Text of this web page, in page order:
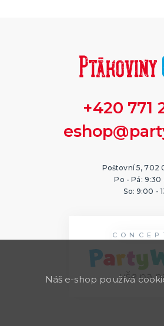
+420 771
Poštovní 5, 702
Po - Pá: 9:30
So: 9:00 -
Náš e-shop používá